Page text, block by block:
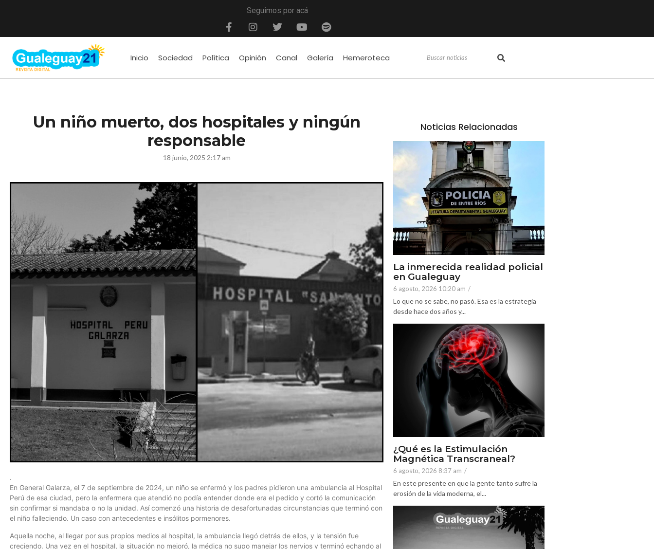
Seguimos por acá
Inicio Sociedad Política Opinión Canal Galería Hemeroteca
Un niño muerto, dos hospitales y ningún
responsable
18 junio, 2025 2:17 am
.
En General Galarza, el 7 de septiembre de 2024, un niño se enfermó y los padres pidieron una ambulancia al Hospital
Perú de esa ciudad, pero la enfermera que atendió no podía entender donde era el pedido y cortó la comunicación
sin confirmar si mandaba o no la unidad. Así comenzó una historia de desafortunadas circunstancias que terminó con
el niño falleciendo. Un caso con antecedentes e insólitos pormenores.
Aquella noche, al llegar por sus propios medios al hospital, la ambulancia llegó detrás de ellos, y la tensión fue
creciendo. Una vez en el hospital, la situación no mejoró, la médica no supo manejar los nervios y terminó echando al
Noticias Relacionadas
La inmerecida realidad policial
en Gualeguay
6 agosto, 2026 10:20 am /
Lo que no se sabe, no pasó. Esa es la estrategia
desde hace dos años y...
¿Qué es la Estimulación
Magnética Transcraneal?
6 agosto, 2026 8:37 am /
En este presente en que la gente tanto sufre la
erosión de la vida moderna, el...